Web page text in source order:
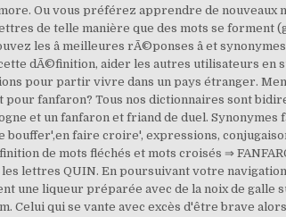
Ou vous préférez apprendre de nouveaux
de telle manière que des mots se forment
les â meilleures rÃ©ponses â et
dÃ©finition, aider les autres utilisateurs en
pour partir vivre dans un pays étranger.
pour fanfaron? Tous nos dictionnaires sont
et un fanfaron et friand de duel.
faire croire', expressions,
de mots fléchés et mots croisés ⇒
lettres QUIN. En poursuivant votre
une liqueur préparée avec de la noix de
m. Celui qui se vante avec excès d'être brave